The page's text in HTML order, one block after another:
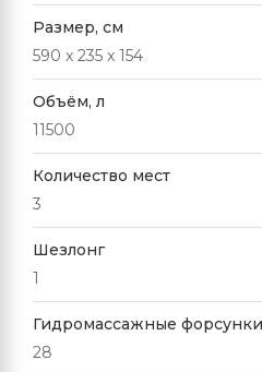
Размер, см
590 x 235 x 154
Объём, л
11500
Количество мест
3
Шезлонг
1
Гидромассажные форсунки
28